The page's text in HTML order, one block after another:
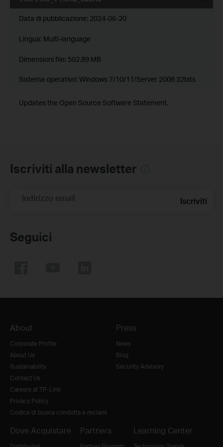
Data di pubblicazione: 2024-06-20
Lingua: Multi-language
Dimensioni file: 502.89 MB
Sistema operativo: Windows 7/10/11/Server 2008 32bits
Updates the Open Source Software Statement.
Iscriviti alla newsletter
Indirizzo email Iscriviti
Seguici
About
Corporate Profile
About Us
Sustainability
Contact Us
Careers at TP-Link
Privacy Policy
Codice di buona condotta e reclami
Press
News
Blog
Security Advisory
Dove Acquistare Partners Learning Center